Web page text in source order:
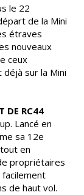
le 22
de la Mini
étraves
nouveaux
ceux
sur la Mini
DE RC44
Lancé en
sa 12e
en
propriétaires
de haut vol.